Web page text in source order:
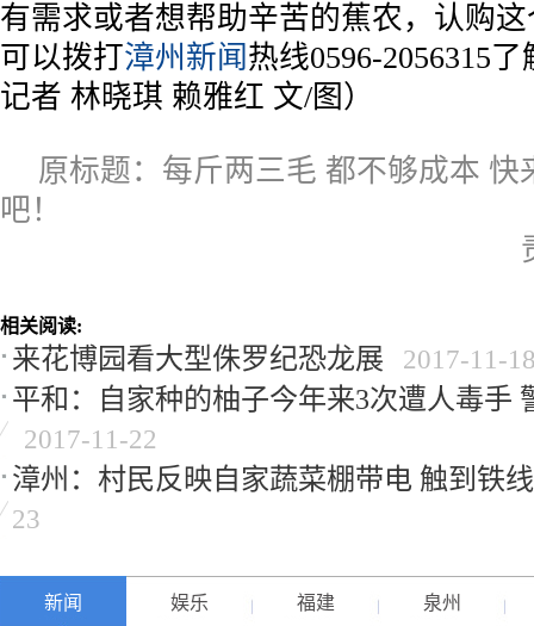
有需求或者想帮助辛苦的蕉农，认购
可以拨打漳州新闻 热线0596-2056315
记者 林晓琪 赖雅红 文/图）
原标题：每斤两三毛 都不够成本 快
吧！
相关阅读:
来花博园看大型侏罗纪恐龙展 2017-11-
平和：自家种的柚子今年来3次遭人毒手
2017-11-22
漳州：村民反映自家蔬菜棚带电 触到铁
23
新闻 娱乐 福建 泉州